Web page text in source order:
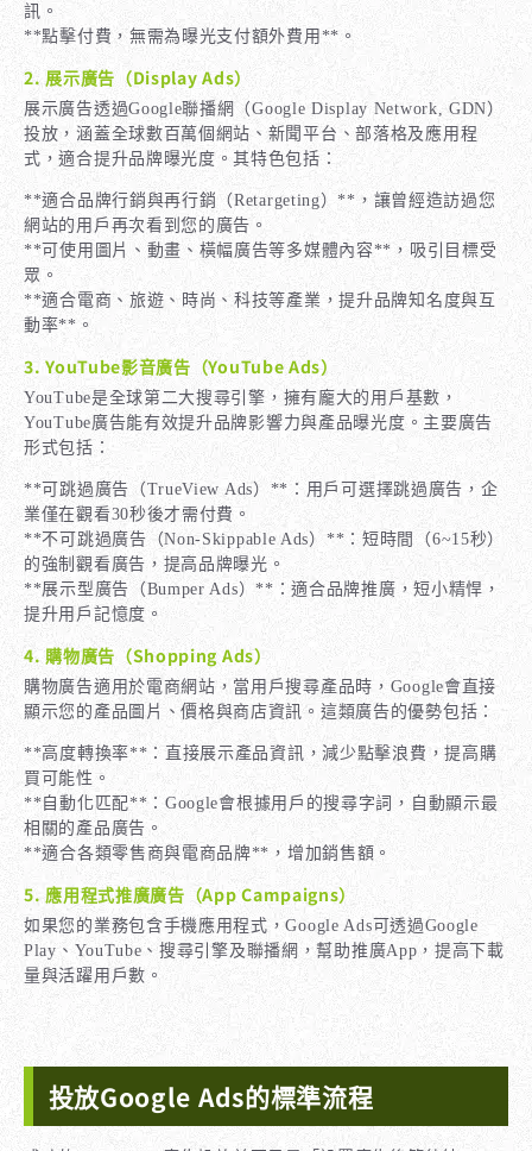
訊。
**點擊付費，無需為曝光支付額外費用**。
2. 展示廣告（Display Ads）
展示廣告透過Google聯播網（Google Display Network, GDN）
投放，涵蓋全球數百萬個網站、新聞平台、部落格及應用程
式，適合提升品牌曝光度。其特色包括：
**適合品牌行銷與再行銷（Retargeting）**，讓曾經造訪過您
網站的用戶再次看到您的廣告。
**可使用圖片、動畫、橫幅廣告等多媒體內容**，吸引目標受
眾。
**適合電商、旅遊、時尚、科技等產業，提升品牌知名度與互
動率**。
3. YouTube影音廣告（YouTube Ads）
YouTube是全球第二大搜尋引擎，擁有龐大的用戶基數，
YouTube廣告能有效提升品牌影響力與產品曝光度。主要廣告
形式包括：
**可跳過廣告（TrueView Ads）**：用戶可選擇跳過廣告，企
業僅在觀看30秒後才需付費。
**不可跳過廣告（Non-Skippable Ads）**：短時間（6~15秒）
的強制觀看廣告，提高品牌曝光。
**展示型廣告（Bumper Ads）**：適合品牌推廣，短小精悍，
提升用戶記憶度。
4. 購物廣告（Shopping Ads）
購物廣告適用於電商網站，當用戶搜尋產品時，Google會直接
顯示您的產品圖片、價格與商店資訊。這類廣告的優勢包括：
**高度轉換率**：直接展示產品資訊，減少點擊浪費，提高購
買可能性。
**自動化匹配**：Google會根據用戶的搜尋字詞，自動顯示最
相關的產品廣告。
**適合各類零售商與電商品牌**，增加銷售額。
5. 應用程式推廣廣告（App Campaigns）
如果您的業務包含手機應用程式，Google Ads可透過Google
Play、YouTube、搜尋引擎及聯播網，幫助推廣App，提高下載
量與活躍用戶數。
投放Google Ads的標準流程